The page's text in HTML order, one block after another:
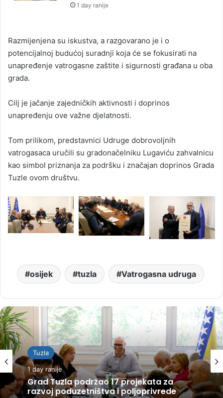
1 day ranije
Razmijenjena su iskustva, a razgovarano je i o
potencijalnoj budućoj suradnji koja će se fokusirati na
unapređenje vatrogasne zaštite i sigurnosti građana u oba
grada.
Cilj je jačanje zajedničkih aktivnosti i doprinos
unapređenju ove važne djelatnosti.
Tom prilikom, predstavnici Udruge dobrovoljnih
vatrogasaca uručili su gradonačelniku Lugaviću zahvalnicu
kao simbol priznanja za podršku i značajan doprinos Grada
Tuzle ovom društvu.
osijek tuzla Vatrogasna udruga
Tuzla
1 day ranije
Grad Tuzla podržao 17 projekata za
razvoj poduzetništva i poljoprivrede